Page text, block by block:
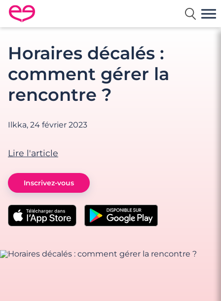
Rencontre en France avec Meetic
Horaires décalés :
comment gérer la
rencontre ?
Ilkka, 24 février 2023
Lire l'article
Inscrivez-vous